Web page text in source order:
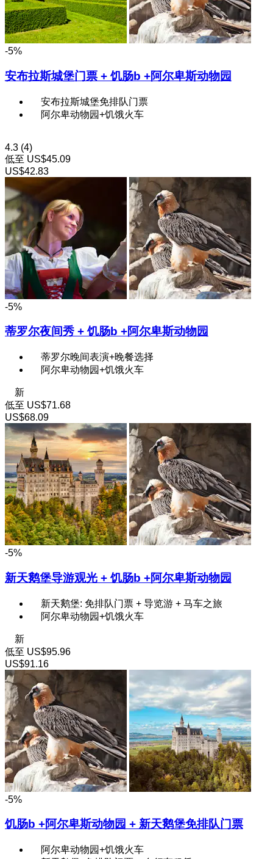
-5%
安布拉斯城堡门票 + 饥肠b +阿尔卑斯动物园
安布拉斯城堡免排队门票
阿尔卑动物园+饥饿火车
4.3 (4)
低至 US$45.09
US$42.83
-5%
蒂罗尔夜间秀 + 饥肠b +阿尔卑斯动物园
蒂罗尔晚间表演+晚餐选择
阿尔卑动物园+饥饿火车
新
低至 US$71.68
US$68.09
-5%
新天鹅堡导游观光 + 饥肠b +阿尔卑斯动物园
新天鹅堡: 免排队门票 + 导览游 + 马车之旅
阿尔卑动物园+饥饿火车
新
低至 US$95.96
US$91.16
-5%
饥肠b +阿尔卑斯动物园 + 新天鹅堡免排队门票
阿尔卑动物园+饥饿火车